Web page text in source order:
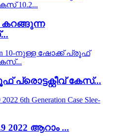
കറങ്ങുന്ന
പ്രൊട്ടക്റ്റീവ് കേസ്...
2022 ആറാം ...